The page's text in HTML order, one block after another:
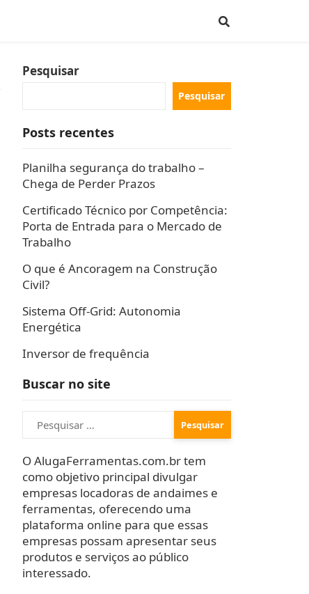
Pesquisar
Pesquisar
Posts recentes
Planilha segurança do trabalho –
Chega de Perder Prazos
Certificado Técnico por Competência:
Porta de Entrada para o Mercado de
Trabalho
O que é Ancoragem na Construção
Civil?
Sistema Off-Grid: Autonomia
Energética
Inversor de frequência
Buscar no site
Pesquisar
por:
O AlugaFerramentas.com.br tem
como objetivo principal divulgar
empresas locadoras de andaimes e
ferramentas, oferecendo uma
plataforma online para que essas
empresas possam apresentar seus
produtos e serviços ao público
interessado.